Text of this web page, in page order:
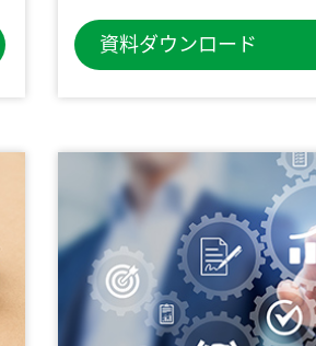
資料ダウンロード